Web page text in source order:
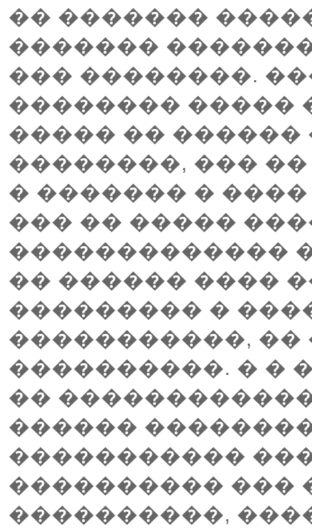
�� �������
�������
��� ��������.
�������� �����
����� �� ������
��������, ���
� ������� �
��� �� �����
�������������
�� ������ ����
��������� �
�����������, ��
����������. � �
��
������
�����������
���������� ���
����������,